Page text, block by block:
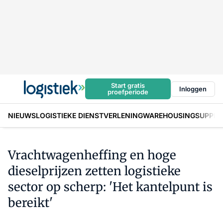
Start gratis
proefperiode
Inloggen
NIEUWSLOGISTIEKE DIENSTVERLENINGWAREHOUSING
Vrachtwagenheffing en hoge
dieselprijzen zetten logistieke
sector op scherp: 'Het kantelpunt is
bereikt'